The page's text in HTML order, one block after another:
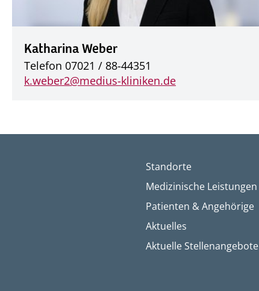
Katharina Weber
Telefon 07021 / 88-44351
k.weber2@medius-kliniken.de
Standorte
Medizinische Leistungen
Patienten & Angehörige
Aktuelles
Aktuelle Stellenangebote